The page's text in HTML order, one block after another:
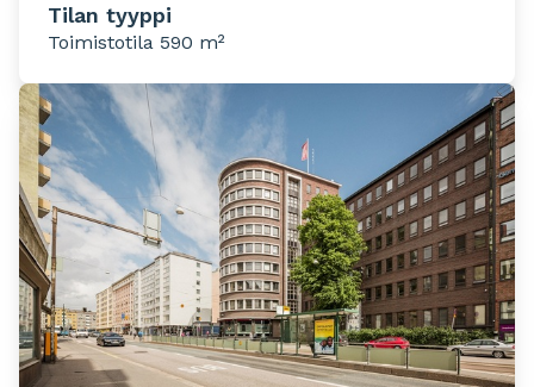
Tilan tyyppi
Toimistotila 590 m²